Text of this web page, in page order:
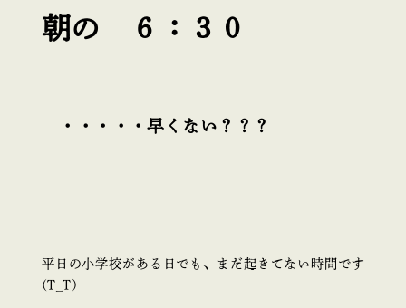
朝の ６：３０
・・・・・早くない？？？
平日の小学校がある日でも、まだ起きてない時間です
(T_T)